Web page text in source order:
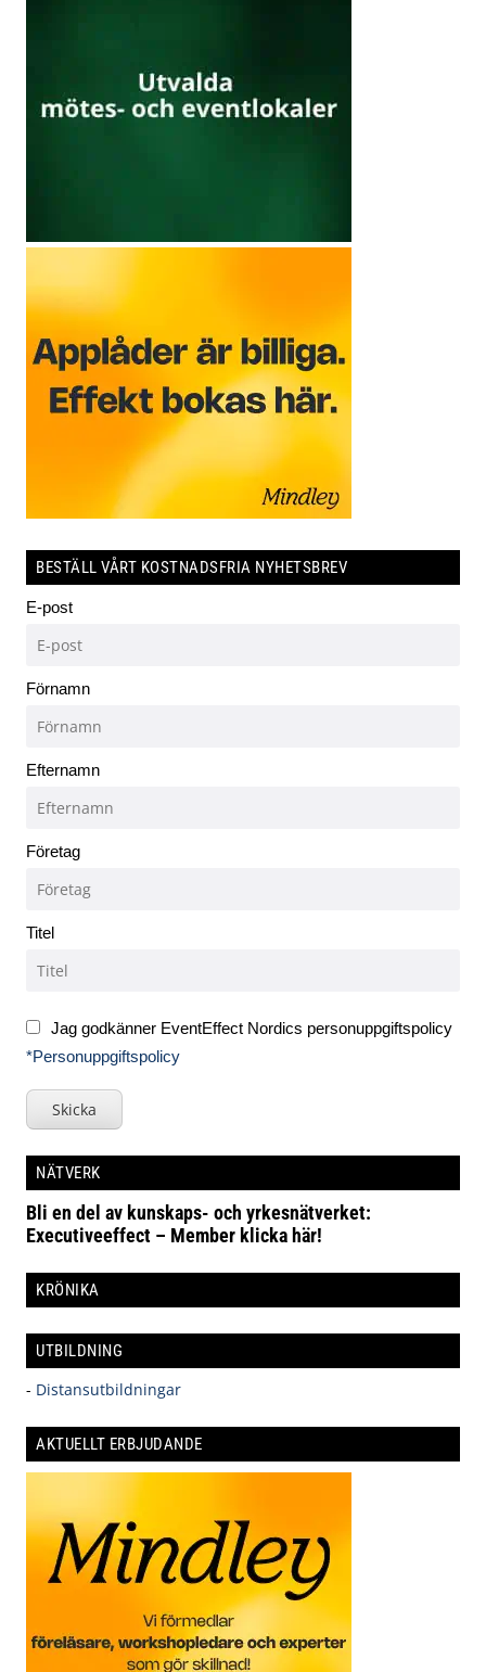
BESTÄLL VÅRT KOSTNADSFRIA NYHETSBREV
E-post
Förnamn
Efternamn
Företag
Titel
Jag godkänner EventEffect Nordics personuppgiftspolicy
*Personuppgiftspolicy
Skicka
NÄTVERK
Bli en del av kunskaps- och yrkesnätverket:
Executiveeffect – Member klicka här!
KRÖNIKA
UTBILDNING
- Distansutbildningar
AKTUELLT ERBJUDANDE